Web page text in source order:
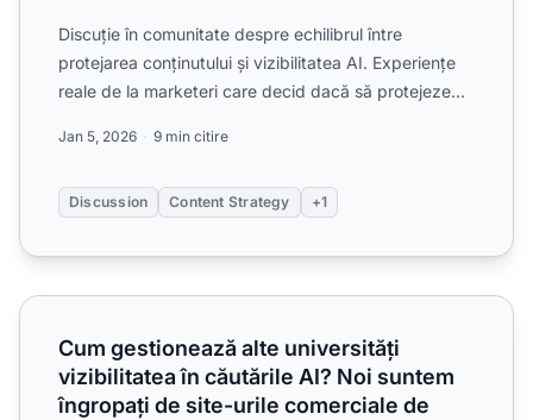
Discuție în comunitate despre echilibrul între
protejarea conținutului și vizibilitatea AI. Experiențe
reale de la marketeri care decid dacă să protejeze
Jan 5, 2026 9 min citire
Discussion Content Strategy +1
Cum gestionează alte universități vizibilitatea în
Cum gestionează alte universități
vizibilitatea în căutările AI? Noi suntem
îngropați de site-urile comerciale de